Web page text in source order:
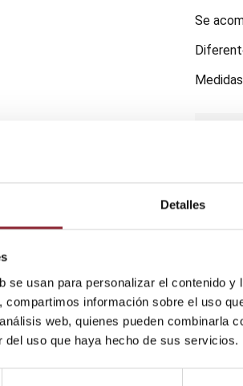
Detalles
se usan para personalizar el contenido
compartimos información sobre el uso
web, quienes pueden combinarla
del uso que haya hecho de sus servicios.
Se